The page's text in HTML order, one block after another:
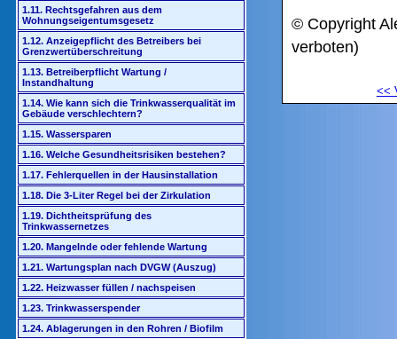
1.11. Rechtsgefahren aus dem
Wohnungseigentumsgesetz
1.12. Anzeigepflicht des Betreibers bei
Grenzwertüberschreitung
1.13. Betreiberpflicht Wartung /
Instandhaltung
1.14. Wie kann sich die Trinkwasserqualität im
Gebäude verschlechtern?
1.15. Wassersparen
1.16. Welche Gesundheitsrisiken bestehen?
1.17. Fehlerquellen in der Hausinstallation
1.18. Die 3-Liter Regel bei der Zirkulation
1.19. Dichtheitsprüfung des
Trinkwassernetzes
1.20. Mangelnde oder fehlende Wartung
1.21. Wartungsplan nach DVGW (Auszug)
1.22. Heizwasser füllen / nachspeisen
1.23. Trinkwasserspender
1.24. Ablagerungen in den Rohren / Biofilm
© Copyright
verboten)
<<